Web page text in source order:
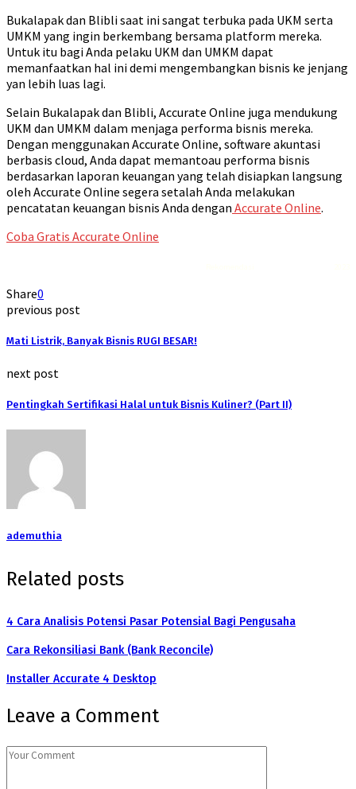
Bukalapak dan Blibli saat ini sangat terbuka pada UKM serta
UMKM yang ingin berkembang bersama platform mereka.
Untuk itu bagi Anda pelaku UKM dan UMKM dapat
memanfaatkan hal ini demi mengembangkan bisnis ke jenjang
yan lebih luas lagi.
Selain Bukalapak dan Blibli, Accurate Online juga mendukung
UKM dan UMKM dalam menjaga performa bisnis mereka.
Dengan menggunakan Accurate Online, software akuntasi
berbasis cloud, Anda dapat memantoau performa bisnis
berdasarkan laporan keuangan yang telah disiapkan langsung
oleh Accurate Online segera setalah Anda melakukan
pencatatan keuangan bisnis Anda dengan Accurate Online.
Coba Gratis Accurate Online
Share0
previous post
Mati Listrik, Banyak Bisnis RUGI BESAR!
next post
Pentingkah Sertifikasi Halal untuk Bisnis Kuliner? (Part II)
ademuthia
Related posts
4 Cara Analisis Potensi Pasar Potensial Bagi Pengusaha
Cara Rekonsiliasi Bank (Bank Reconcile)
Installer Accurate 4 Desktop
Leave a Comment